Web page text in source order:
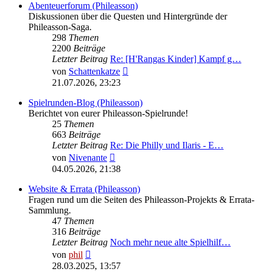
Abenteuerforum (Phileasson)
Diskussionen über die Questen und Hintergründe der
Phileasson-Saga.
298 Themen
2200 Beiträge
Letzter Beitrag Re: [H'Rangas Kinder] Kampf g…
von Schattenkatze
21.07.2026, 23:23
Spielrunden-Blog (Phileasson)
Berichtet von eurer Phileasson-Spielrunde!
25 Themen
663 Beiträge
Letzter Beitrag Re: Die Philly und Ilaris - E…
von Nivenante
Beitrag
04.05.2026, 21:38
Website & Errata (Phileasson)
Fragen rund um die Seiten des Phileasson-Projekts & Errata-
Sammlung.
47 Themen
316 Beiträge
Letzter Beitrag Noch mehr neue alte Spielhilf…
von phil
Beitrag
28.03.2025, 13:57